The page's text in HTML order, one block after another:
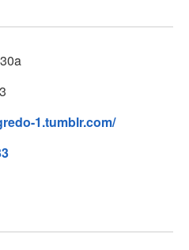
1.tumblr.com/